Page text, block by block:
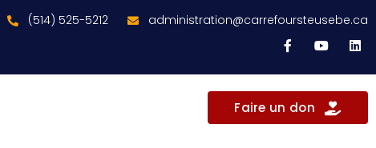
(514) 525-5212 administration@carrefoursteusebe.ca
Faire un don